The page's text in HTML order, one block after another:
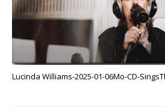
Lucinda Williams-2025-01-06Mo-CD-